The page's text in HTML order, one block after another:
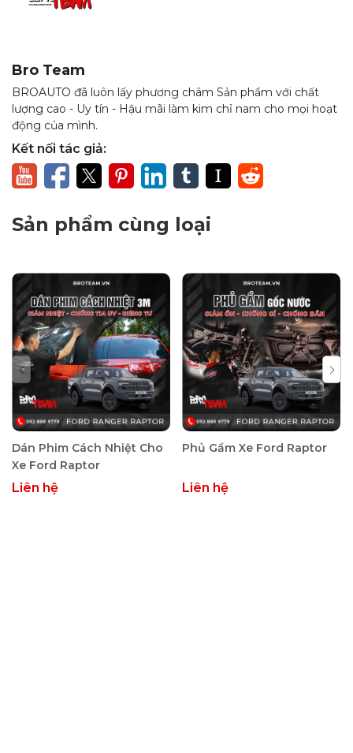
Làm thế nào để nhận biết phim cách nhiệt
như thế nào?
Logo Tổ chức Ung thư Da có ý nghĩa gì?
Tổng kết
Dán Phim Cách Nhiệt 3M Crystallinelà lựa chọn hoàn
lái xe. Dán phim cách nhiệt ô tô 3M có khả năng cách nhiệt
vượt trội, chống tia UV hiệu quả, giảm chói và bảo vệ sự
Crystalline không gây nhiễu tín hiệu, đảm bảo kết nối thông
suốt, đồng thời được bảo hành 10 năm chính hãng uy tín,
cho bạn an tâm sử dụng lâu dài. Hãy ghé xưởng độ xe BRO
TEAM để nâng tầm trải nghiệm lái xe của bạn với dịch vụ
Dán Phim Cách Nhiệt 3M™ Dòng Crystalline ngay hôm
nay.
Bro Team
BROAUTO đã luôn lấy phương châm Sản phẩm với chất
lượng cao - Uy tín - Hậu mãi làm kim chỉ nam cho mọi hoạt
động của mình.
Kết nối tác giả:
Sản phẩm cùng loại
Dán Phim Cách Nhiệt Cho
Xe Ford Raptor
Liên hệ
Phủ Gầm Xe Ford Raptor
Liên hệ